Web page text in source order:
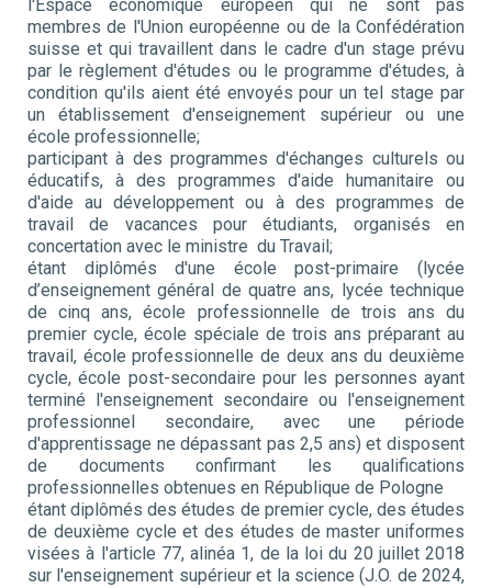
l'Espace économique européen qui ne sont pas
membres de l'Union européenne ou de la Confédération
suisse et qui travaillent dans le cadre d'un stage prévu
par le règlement d'études ou le programme d'études, à
condition qu'ils aient été envoyés pour un tel stage par
un établissement d'enseignement supérieur ou une
école professionnelle;
participant à des programmes d'échanges culturels ou
éducatifs, à des programmes d'aide humanitaire ou
d'aide au développement ou à des programmes de
travail de vacances pour étudiants, organisés en
concertation avec le ministre du Travail;
étant diplômés d'une école post-primaire (lycée
d’enseignement général de quatre ans, lycée technique
de cinq ans, école professionnelle de trois ans du
premier cycle, école spéciale de trois ans préparant au
travail, école professionnelle de deux ans du deuxième
cycle, école post-secondaire pour les personnes ayant
terminé l'enseignement secondaire ou l'enseignement
professionnel secondaire, avec une période
d'apprentissage ne dépassant pas 2,5 ans) et disposent
de documents confirmant les qualifications
professionnelles obtenues en République de Pologne
étant diplômés des études de premier cycle, des études
de deuxième cycle et des études de master uniformes
visées à l'article 77, alinéa 1, de la loi du 20 juillet 2018
sur l'enseignement supérieur et la science (J.O. de 2024,